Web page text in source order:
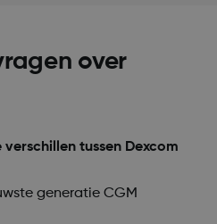
over
tussen Dexcom
generatie CGM